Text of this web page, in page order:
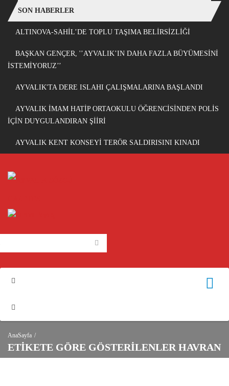
SON HABERLER
ALTINOVA-SAHİL’DE TOPLU TAŞIMA BELİRSİZLİĞİ
BAŞKAN GENÇER, '’AYVALIK’IN DAHA FAZLA BÜYÜMESİNİ
İSTEMİYORUZ’’
AYVALIK'TA DERE ISLAHI ÇALIŞMALARINA BAŞLANDI
AYVALIK İMAM HATİP ORTAOKULU ÖĞRENCİSİNDEN POLİS
İÇİN DUYGULANDIRAN ŞİİRİ
AYVALIK KENT KONSEYİ TERÖR SALDIRISINI KINADI
AnaSayfa
ETIKETE GÖRE GÖSTERILENLER HAVRAN